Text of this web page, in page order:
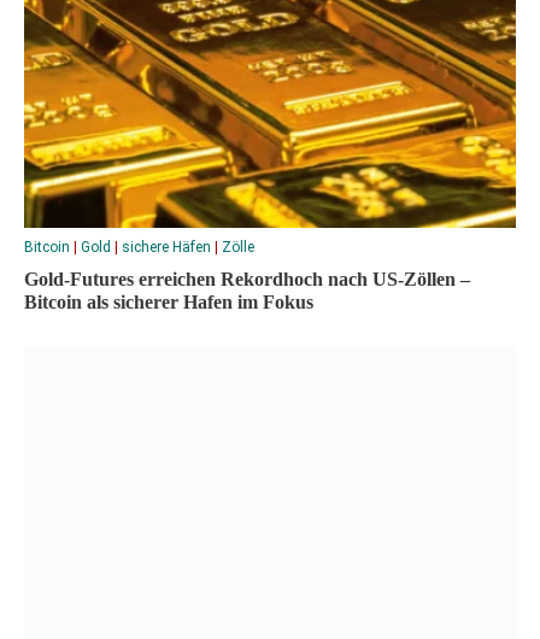
Bitcoin | Gold | sichere Häfen | Zölle
Gold-Futures erreichen Rekordhoch nach US-Zöllen –
Bitcoin als sicherer Hafen im Fokus